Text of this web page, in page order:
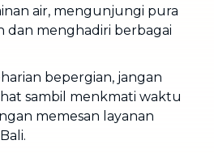
air, mengunjungi pura
dan menghadiri berbagai
bepergian, jangan
sambil menkmati waktu
memesan layanan